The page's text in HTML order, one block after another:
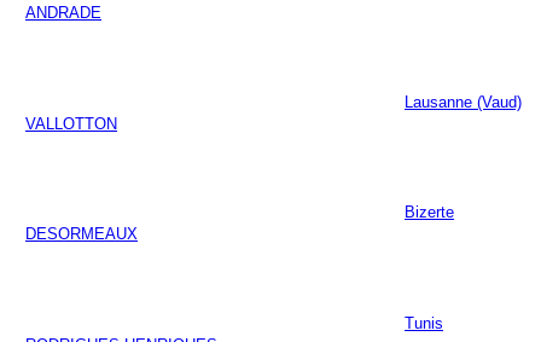
ANDRADE
Lausanne (Vaud)
VALLOTTON
Bizerte
DESORMEAUX
Tunis